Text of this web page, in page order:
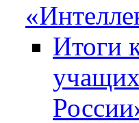
Итоги